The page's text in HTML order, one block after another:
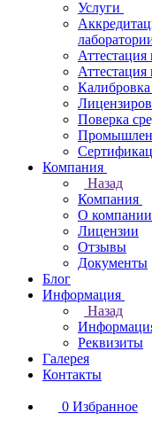
Услуги
Аттестация
Поверка
Компания
Назад
Компания
О компании
Лицензии
Отзывы
Документы
Блог
Информация
Назад
Реквизиты
Галерея
Контакты
0 Избранное